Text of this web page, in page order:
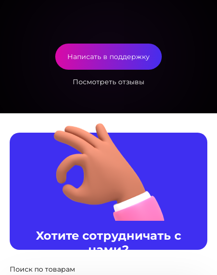
Написать в поддержку
Посмотреть отзывы
Добро пожаловать в
магазин!
Мы рады приветстовать Вас в лучшем
Поиск по товарам